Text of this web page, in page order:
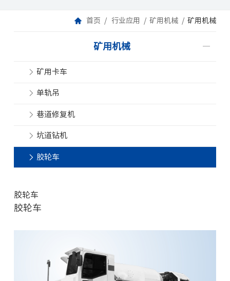
首页 行业应用 矿用机械 矿用机械
矿用机械
矿用卡车
单轨吊
巷道修复机
坑道钻机
胶轮车
胶轮车
胶轮车